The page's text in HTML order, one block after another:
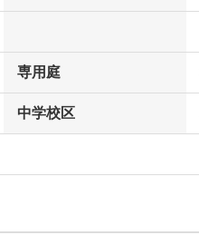
専用庭
中学校区